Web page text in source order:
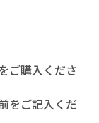
ご購入くださ
をご記入くだ